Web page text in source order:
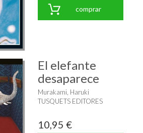
comprar
El elefante
desaparece
Murakami, Haruki
TUSQUETS EDITORES
10,95 €